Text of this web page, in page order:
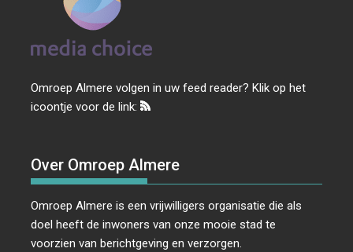
Omroep Almere volgen in uw feed reader? Klik op het
icoontje voor de link:
Over Omroep Almere
Omroep Almere is een vrijwilligers organisatie die als
doel heeft de inwoners van onze mooie stad te
voorzien van berichtgeving en verzorgen.